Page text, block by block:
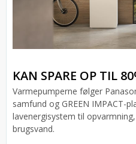
KAN SPARE OP TIL
Varmepumperne følger
samfund og GREEN IMPACT-
lavenergisystem til
brugsvand.